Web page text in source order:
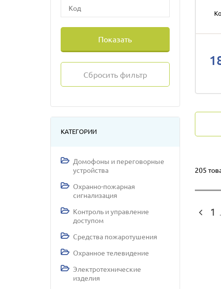
Показать
Сбросить фильтр
КАТЕГОРИИ
Домофоны и переговорные
устройства
Охранно-пожарная
сигнализация
Контроль и управление
доступом
Средства пожаротушения
Охранное телевидение
Электротехнические
изделия
205
1